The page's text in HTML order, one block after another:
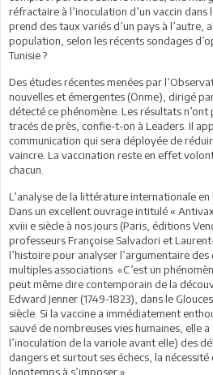
réfractaire à l’inoculation d’un vaccin
prend des taux variés d’un pays à l’autre,
population, selon les récents sondages
Tunisie ?
Des études récentes menées par
nouvelles et émergentes (Onme), dirigé
détecté ce phénomène. Les résultats
tracés de près, confie-t-on à Leaders. Il
communication qui sera déployée de
vaincre. La vaccination reste en effet
chacun.
L’analyse de la littérature internationale
Dans un excellent ouvrage intitulé «
xviii e siècle à nos jours (Paris, éditions
professeurs Françoise Salvadori et
l’histoire pour analyser l’argumentaire
multiples associations. «C’est un
peut même dire contemporain de la
Edward Jenner (1749-1823), dans le
siècle. Si la vaccine a immédiatement
sauvé de nombreuses vies humaines, elle
l’inoculation de la variole avant elle) des
dangers et surtout ses échecs, la
longtemps à s’imposer.»